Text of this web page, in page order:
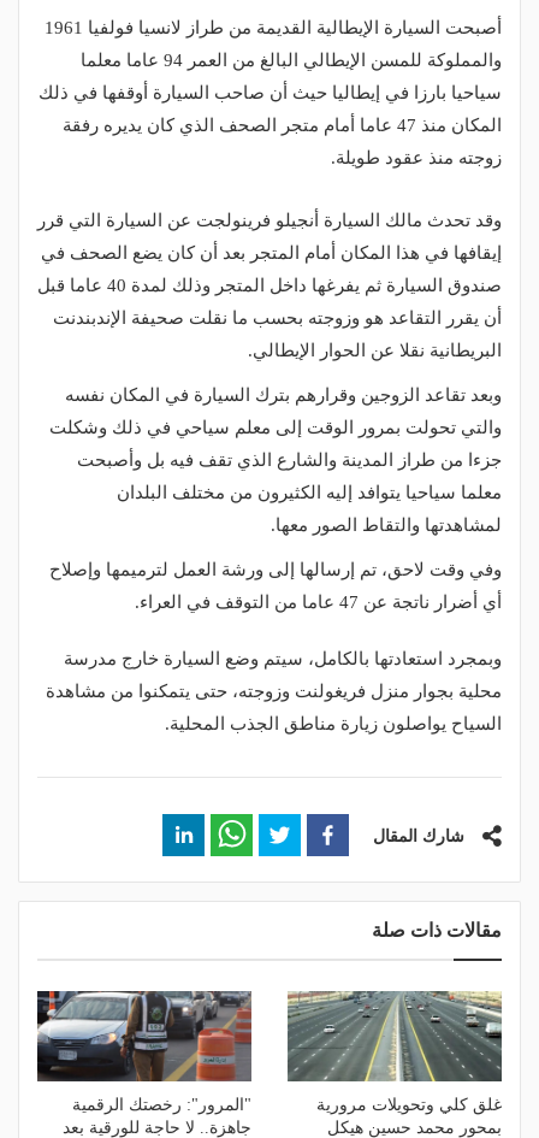
أصبحت السيارة الإيطالية القديمة من طراز لانسيا فولفيا 1961
والمملوكة للمسن الإيطالي البالغ من العمر 94 عاما معلما
سياحيا بارزا في إيطاليا حيث أن صاحب السيارة أوقفها في ذلك
المكان منذ 47 عاما أمام متجر الصحف الذي كان يديره رفقة
زوجته منذ عقود طويلة.
وقد تحدث مالك السيارة أنجيلو فرينولجت عن السيارة التي قرر
إيقافها في هذا المكان أمام المتجر بعد أن كان يضع الصحف في
صندوق السيارة ثم يفرغها داخل المتجر وذلك لمدة 40 عاما قبل
أن يقرر التقاعد هو وزوجته بحسب ما نقلت صحيفة الإندبندنت
البريطانية نقلا عن الحوار الإيطالي.
وبعد تقاعد الزوجين وقرارهم بترك السيارة في المكان نفسه
والتي تحولت بمرور الوقت إلى معلم سياحي في ذلك وشكلت
جزءا من طراز المدينة والشارع الذي تقف فيه بل وأصبحت
معلما سياحيا يتوافد إليه الكثيرون من مختلف البلدان
لمشاهدتها والتقاط الصور معها.
وفي وقت لاحق، تم إرسالها إلى ورشة العمل لترميمها وإصلاح
أي أضرار ناتجة عن 47 عاما من التوقف في العراء.
وبمجرد استعادتها بالكامل، سيتم وضع السيارة خارج مدرسة
محلية بجوار منزل فريغولنت وزوجته، حتى يتمكنوا من مشاهدة
السياح يواصلون زيارة مناطق الجذب المحلية.
شارك المقال
مقالات ذات صلة
غلق كلي وتحويلات مرورية
بمحور محمد حسين هيكل
"المرور": رخصتك الرقمية
جاهزة.. لا حاجة للورقية بعد